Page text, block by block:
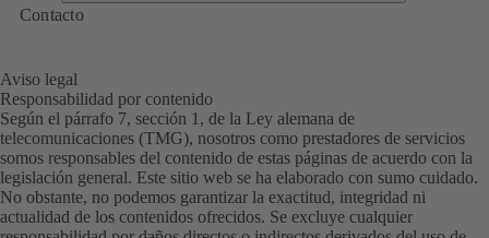
Contacto
Aviso legal
Responsabilidad por contenido
Según el párrafo 7, sección 1, de la Ley alemana de
telecomunicaciones (TMG), nosotros como prestadores de servicios
somos responsables del contenido de estas páginas de acuerdo con la
legislación general. Este sitio web se ha elaborado con sumo cuidado.
No obstante, no podemos garantizar la exactitud, integridad ni
actualidad de los contenidos ofrecidos. Se excluye cualquier